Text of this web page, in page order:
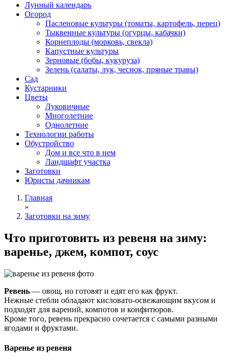
Лунный календарь
Огород
Пасленовые культуры (томаты, картофель, перец)
Тыквенные культуры (огурцы, кабачки)
Корнеплоды (морковь, свекла)
Капустные культуры
Зерновые (бобы, кукуруза)
Зелень (салаты, лук, чеснок, пряные травы)
Сад
Кустарники
Цветы
Луковичные
Многолетние
Однолетние
Технологии работы
Обустройство
Дом и все что в нем
Ландшафт участка
Заготовки
Юристы дачникам
Главная
»
Заготовки на зиму
Что приготовить из ревеня на зиму:
варенье, джем, компот, соус
Ревень — овощ, но готовят и едят его как фрукт.
Нежные стебли обладают кисловато-освежающим вкусом и
подходят для варений, компотов и конфитюров.
Кроме того, ревень прекрасно сочетается с самыми разными
ягодами и фруктами.
Варенье из ревеня